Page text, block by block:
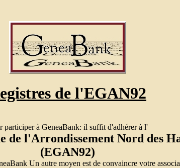
de l'EGAN92
participer à GeneaBank: il suffit d'adhérer à l'
de l'Arrondissement Nord des
(EGAN92)
Un autre moyen est de convaincre votre